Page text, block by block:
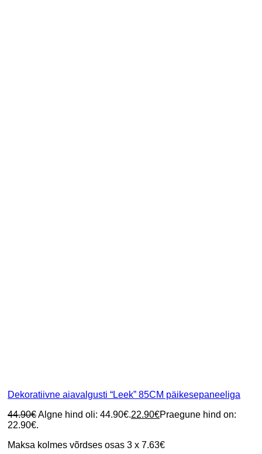
Dekoratiivne aiavalgusti “Leek” 85CM päikesepaneeliga
44.90€Algne hind oli: 44.90€.22.90€Praegune hind on:
22.90€.
Maksa kolmes võrdses osas 3 x 7.63€